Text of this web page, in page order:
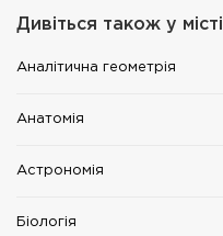
Дивіться також у місті
Аналітична геометрія
Анатомія
Астрономія
Біологія